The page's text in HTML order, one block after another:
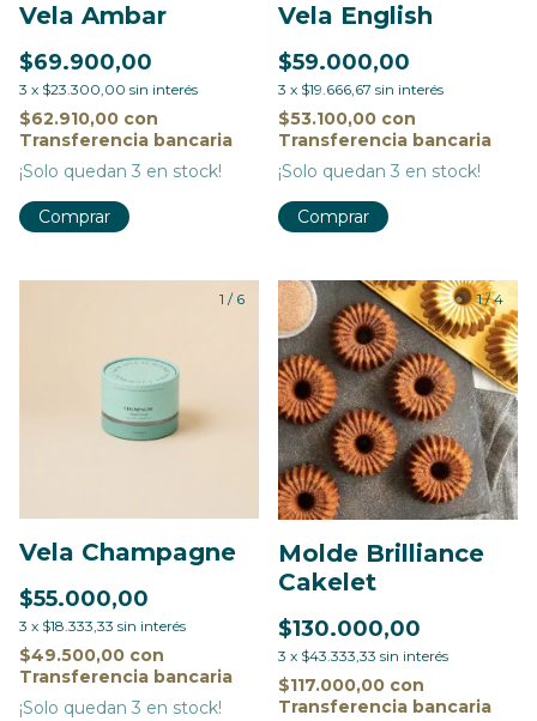
Vela Ambar
$69.900,00
3 x $23.300,00 sin interés
$62.910,00 con
Transferencia bancaria
¡Solo quedan 3 en stock!
Vela English
$59.000,00
3 x $19.666,67 sin interés
$53.100,00 con
Transferencia bancaria
¡Solo quedan 3 en stock!
1 / 6
Vela Champagne
$55.000,00
3 x $18.333,33 sin interés
$49.500,00 con
Transferencia bancaria
¡Solo quedan 3 en stock!
1/4
Molde Brilliance
Cakelet
$130.000,00
3 x $43.333,33 sin interés
$117.000,00 con
Transferencia bancaria